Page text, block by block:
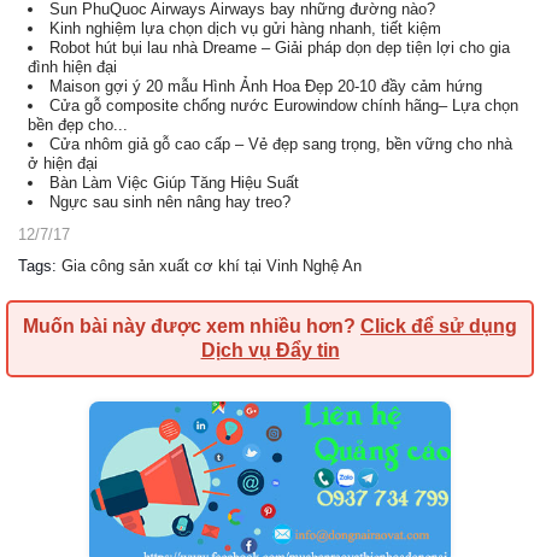
Sun PhuQuoc Airways Airways bay những đường nào?
Kinh nghiệm lựa chọn dịch vụ gửi hàng nhanh, tiết kiệm
Robot hút bụi lau nhà Dreame – Giải pháp dọn dẹp tiện lợi cho gia
đình hiện đại
Maison gợi ý 20 mẫu Hình Ảnh Hoa Đẹp 20-10 đầy cảm hứng
Cửa gỗ composite chống nước Eurowindow chính hãng– Lựa chọn
bền đẹp cho...
Cửa nhôm giả gỗ cao cấp – Vẻ đẹp sang trọng, bền vững cho nhà
ở hiện đại
Bàn Làm Việc Giúp Tăng Hiệu Suất
Ngực sau sinh nên nâng hay treo?
12/7/17
Tags: Gia công sản xuất cơ khí tại Vinh Nghệ An
Muốn bài này được xem nhiều hơn? Click để sử dụng
Dịch vụ Đẩy tin